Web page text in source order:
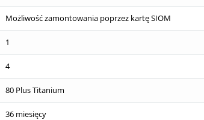
Możliwość zamontowania poprzez kartę SIOM
1
4
80 Plus Titanium
36 miesięcy